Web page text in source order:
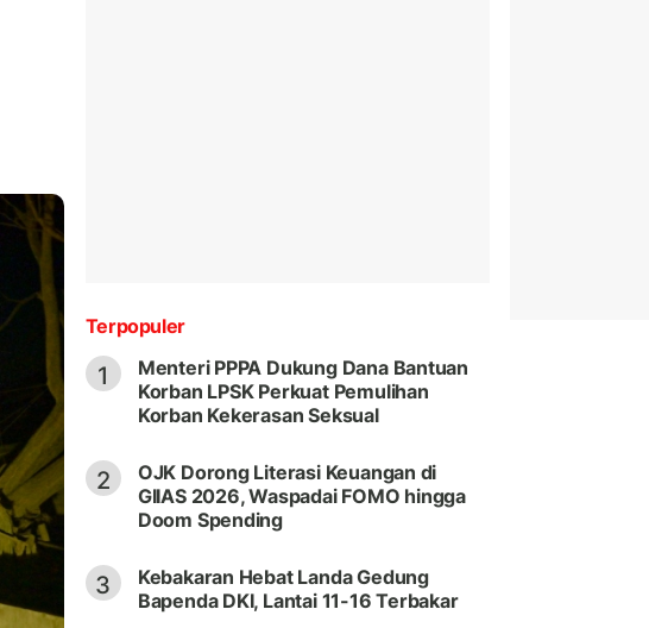
Terpopuler
1
Menteri PPPA Dukung Dana Bantuan
Korban LPSK Perkuat Pemulihan
Korban Kekerasan Seksual
2
OJK Dorong Literasi Keuangan di
GIIAS 2026, Waspadai FOMO hingga
Doom Spending
3
Kebakaran Hebat Landa Gedung
Bapenda DKI, Lantai 11-16 Terbakar